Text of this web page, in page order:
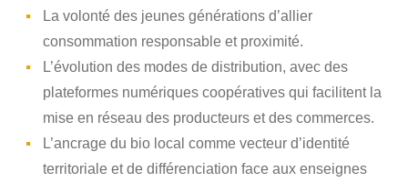
La volonté des jeunes générations d’allier
consommation responsable et proximité.
L’évolution des modes de distribution, avec des
plateformes numériques coopératives qui facilitent la
mise en réseau des producteurs et des commerces.
L’ancrage du bio local comme vecteur d’identité
territoriale et de différenciation face aux enseignes